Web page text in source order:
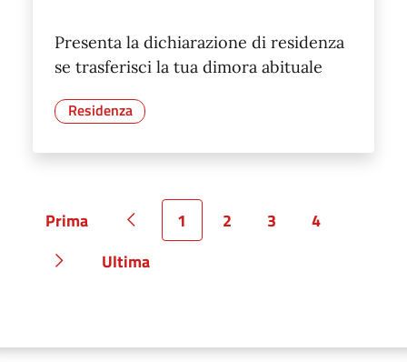
Presenta la dichiarazione di residenza
se trasferisci la tua dimora abituale
Residenza
Pagina
Prima Pagina precedente
Pagina
1 Pagina
2 Pagina
3 Pagina
4
Pagina successiva
Pagina
Ultima